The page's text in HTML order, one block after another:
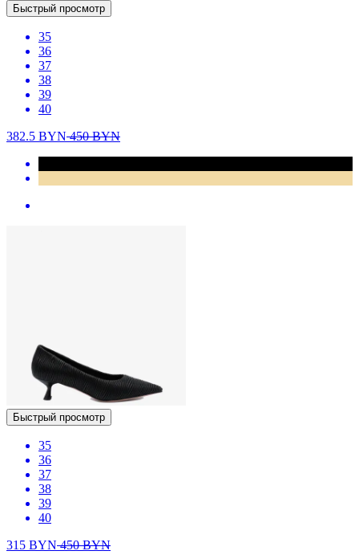
Быстрый просмотр
35
36
37
38
39
40
382.5 BYN450BYN
Быстрый просмотр
35
36
37
38
39
40
315 BYN450BYN